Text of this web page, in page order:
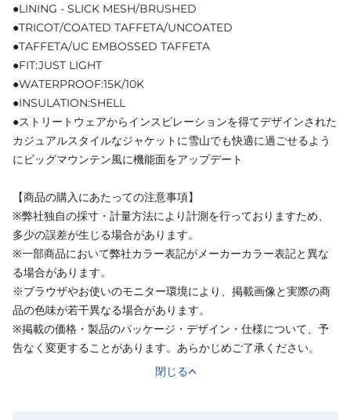
●LINING - SLICK MESH/BRUSHED
●TRICOT/COATED TAFFETA/UNCOATED
●TAFFETA/UC EMBOSSED TAFFETA
●FIT:JUST LIGHT
●WATERPROOF:15K/10K
●INSULATION:SHELL
●ストリートウェアからインスピレーションを得てデザインされた
カジュアルスタイルなジャケットに雪山でも快適に過ごせるよう
にビッグマウンテン風に機能面をアップデート
【商品の購入にあたっての注意事項】
※弊社独自の採寸・計量方法により計測を行っておりますため、
多少の誤差が生じる場合があります。
※一部商品において弊社カラー表記がメーカーカラー表記と異な
る場合があります。
※ブラウザやお使いのモニター環境により、掲載画像と実際の商
品の色味が若干異なる場合があります。
※掲載の価格・製品のパッケージ・デザイン・仕様について、予
告なく変更することがあります。あらかじめご了承ください。
閉じる